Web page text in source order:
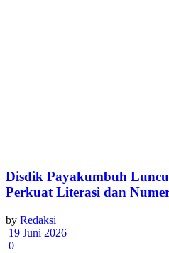
Disdik Payakumbuh
Perkuat Literasi dan
by Redaksi
19 Juni 2026
0